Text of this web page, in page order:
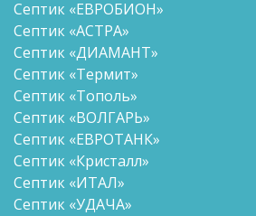
Септик «ЕВРОБИОН»
Септик «АСТРА»
Септик «ДИАМАНТ»
Септик «Термит»
Септик «Тополь»
Септик «ВОЛГАРЬ»
Септик «ЕВРОТАНК»
Септик «Кристалл»
Септик «ИТАЛ»
Септик «УДАЧА»